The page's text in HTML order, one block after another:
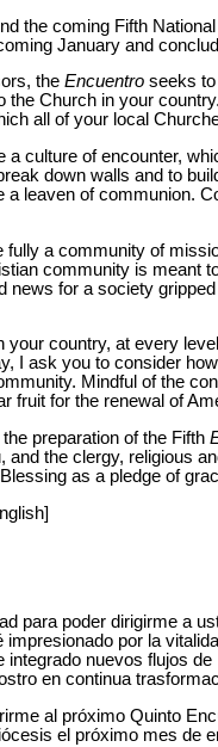
the coming Fifth
January and
the Encuentro seeks
the Church in your
all of your local
a culture of encounter,
down walls and to
a leaven of communion.
a community of
community is meant
news for a society
your country, at every
I ask you to consider
Mindful of the
fruit for the renewal of
preparation of the Fifth
and the clergy, religious
as a pledge of
para poder dirigirme a
impresionado por la
integrado nuevos flujos
en continua
al próximo Quinto
el próximo mes de